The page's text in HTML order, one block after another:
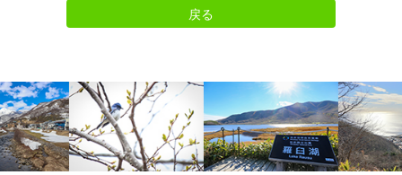
戻る